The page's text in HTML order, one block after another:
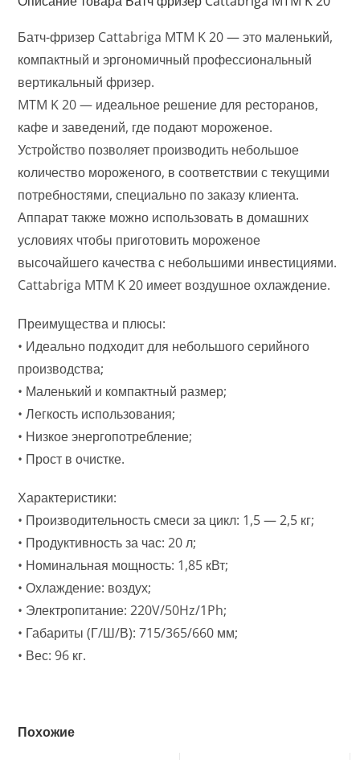
Батч-фризер Cattabriga MTM K 20 — это маленький,
компактный и эргономичный профессиональный
вертикальный фризер.
MTM K 20 — идеальное решение для ресторанов,
кафе и заведений, где подают мороженое.
Устройство позволяет производить небольшое
количество мороженого, в соответствии с текущими
потребностями, специально по заказу клиента.
Аппарат также можно использовать в домашних
условиях чтобы приготовить мороженое
высочайшего качества с небольшими инвестициями.
Cattabriga MTM K 20 имеет воздушное охлаждение.
Преимущества и плюсы:
• Идеально подходит для небольшого серийного
производства;
• Маленький и компактный размер;
• Легкость использования;
• Низкое энергопотребление;
• Прост в очистке.
Характеристики:
• Производительность смеси за цикл: 1,5 — 2,5 кг;
• Продуктивность за час: 20 л;
• Номинальная мощность: 1,85 кВт;
• Охлаждение: воздух;
• Электропитание: 220V/50Hz/1Ph;
• Габариты (Г/Ш/В): 715/365/660 мм;
• Вес: 96 кг.
Похожие